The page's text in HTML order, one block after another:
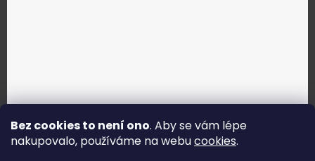
Bez cookies to není ono. Aby se vám lépe
nakupovalo, používáme na webucookies.